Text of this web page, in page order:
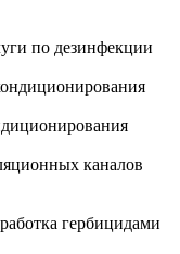
по дезинфекции
каналов
гербицидами